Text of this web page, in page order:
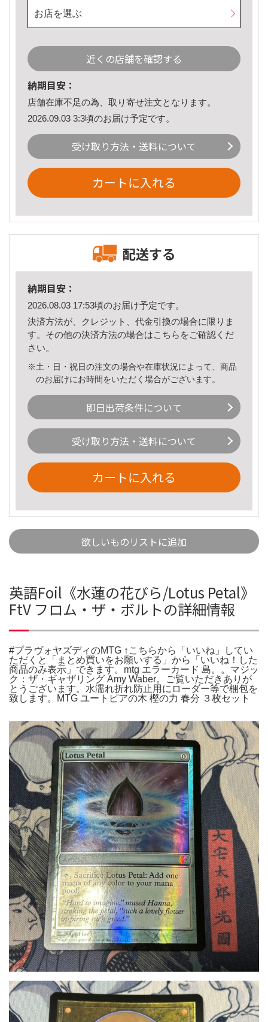
お店を選ぶ
近くの店舗を確認する
納期目安：
店舗在庫不足の為、取り寄せ注文となります。
2026.09.03 3:3頃のお届け予定です。
受け取り方法・送料について
カートに入れる
配送する
納期目安：
2026.08.03 17:53頃のお届け予定です。
決済方法が、クレジット、代金引換の場合に限りま
す。その他の決済方法の場合はこちら をご確認くだ
さい。
※土・日・祝日の注文の場合や在庫状況によって、商品
のお届けにお時間をいただく場合がございます。
即日出荷条件について
受け取り方法・送料について
カートに入れる
欲しいものリストに追加
英語Foil《水蓮の花びら/Lotus Petal》
FtV フロム・ザ・ボルトの詳細情報
#プラヴォヤズディのMTG ↑こちらから「いいね」してい
ただくと「まとめ買いをお願いする」から「いいね！した
商品のみ表示」できます。mtg エラーカード 島。。マジッ
ク：ザ・ギャザリング Amy Waber。ご覧いただきありが
とうございます。水濡れ折れ防止用にローダー等で梱包を
致します。MTG ユートピアの木 樫の力 春分 ３枚セット